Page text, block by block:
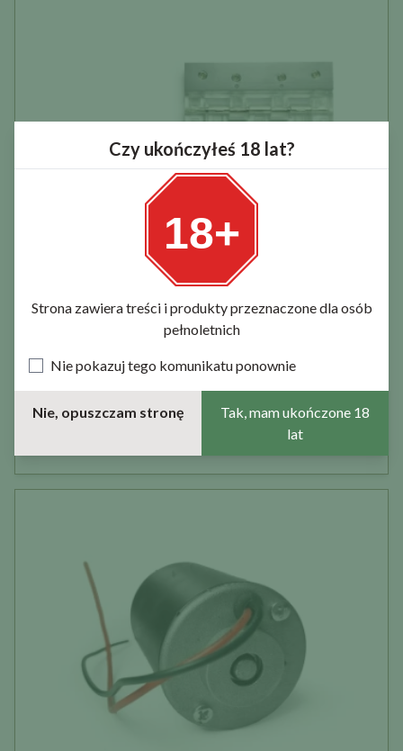
Czy ukończyłeś 18 lat?
18+
Strona zawiera treści i produkty przeznaczone dla osób
pełnoletnich
Nie pokazuj tego komunikatu ponownie
Nie, opuszczam stronę
Tak, mam ukończone 18
lat
szczegóły